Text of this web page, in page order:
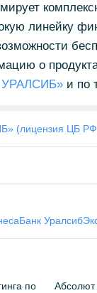
линейку
о
и по
(лицензия ЦБ
Банк Уралсиб
по
Абсолют